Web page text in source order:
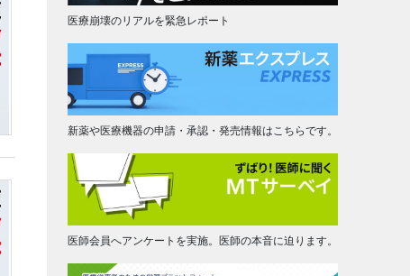
医療崩壊のリアルを緊急レポート
新薬や医療機器の申請・承認・発売情報はこちらです。
医師会員へアンケートを実施。医師の本音に迫ります。